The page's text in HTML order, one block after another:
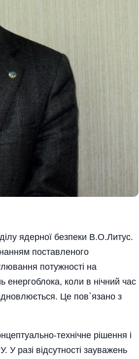
ядерної безпеки В.О.Литус.
поставленого
потужності на
енергоблока, коли в нічний час
Це пов`язано з
технічне рішення і
У разі відсутності зауважень